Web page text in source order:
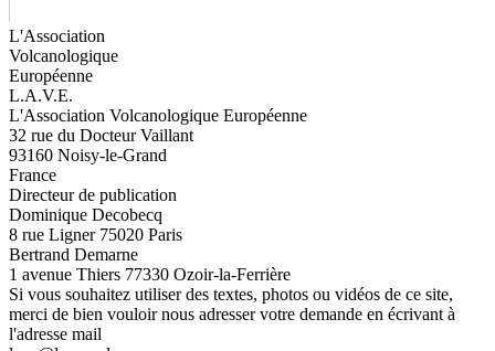
L'Association
Volcanologique
Européenne
L.A.V.E.
L'Association Volcanologique Européenne
32 rue du Docteur Vaillant
93160 Noisy-le-Grand
France
Directeur de publication
Dominique Decobecq
8 rue Ligner 75020 Paris
Bertrand Demarne
1 avenue Thiers 77330 Ozoir-la-Ferrière
Si vous souhaitez utiliser des textes, photos ou vidéos de ce site,
merci de bien vouloir nous adresser votre demande en écrivant à
l'adresse mail